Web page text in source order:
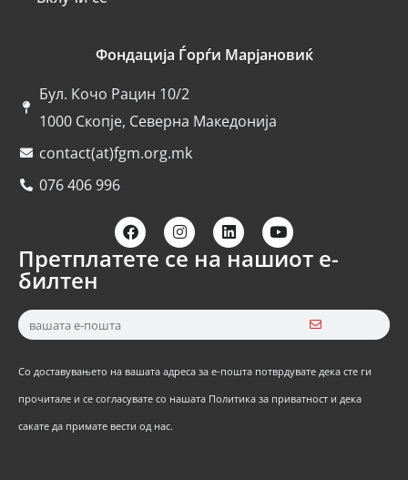
Фондација Ѓорѓи Марјановиќ
Бул. Кочо Рацин 10/2
1000 Скопје, Северна Македонија
contact(at)fgm.org.mk
076 406 996
Претплатете се на нашиот е-
билтен
Со доставувањето на вашата адреса за е-пошта потврдувате дека сте ги
прочитале и се согласувате со нашата Политика за приватност и дека
сакате да примате вести од нас.